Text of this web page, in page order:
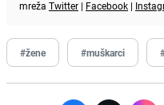
mreža Twitter | Facebook |
#žene #muškarci